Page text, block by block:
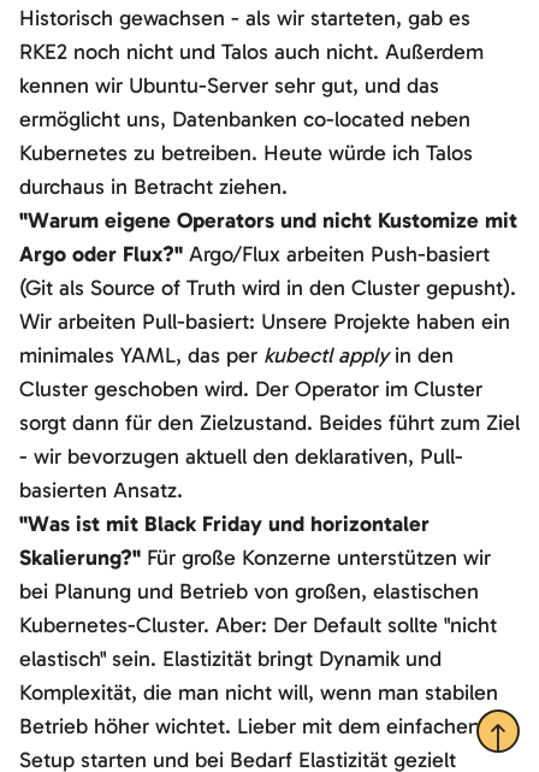
Historisch gewachsen - als wir starteten, gab es
RKE2 noch nicht und Talos auch nicht. Außerdem
kennen wir Ubuntu-Server sehr gut, und das
ermöglicht uns, Datenbanken co-located neben
Kubernetes zu betreiben. Heute würde ich Talos
durchaus in Betracht ziehen.
"Warum eigene Operators und nicht Kustomize mit
Argo oder Flux?" Argo/Flux arbeiten Push-basiert
(Git als Source of Truth wird in den Cluster gepusht).
Wir arbeiten Pull-basiert: Unsere Projekte haben ein
minimales YAML, das per kubectl applyin den
Cluster geschoben wird. Der Operator im Cluster
sorgt dann für den Zielzustand. Beides führt zum Ziel
- wir bevorzugen aktuell den deklarativen, Pull-
basierten Ansatz.
"Was ist mit Black Friday und horizontaler
Skalierung?" Für große Konzerne unterstützen wir
bei Planung und Betrieb von großen, elastischen
Kubernetes-Cluster. Aber: Der Default sollte "nicht
elastisch" sein. Elastizität bringt Dynamik und
Komplexität, die man nicht will, wenn man stabilen
Betrieb höher wichtet. Lieber mit dem einfachen
Setup starten und bei Bedarf Elastizität gezielt
Nach